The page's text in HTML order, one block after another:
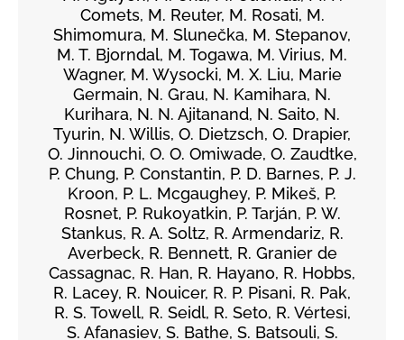
Comets, M. Reuter, M. Rosati, M.
Shimomura, M. Slunečka, M. Stepanov,
M. T. Bjorndal, M. Togawa, M. Virius, M.
Wagner, M. Wysocki, M. X. Liu, Marie
Germain, N. Grau, N. Kamihara, N.
Kurihara, N. N. Ajitanand, N. Saito, N.
Tyurin, N. Willis, O. Dietzsch, O. Drapier,
O. Jinnouchi, O. O. Omiwade, O. Zaudtke,
P. Chung, P. Constantin, P. D. Barnes, P. J.
Kroon, P. L. Mcgaughey, P. Mikeš, P.
Rosnet, P. Rukoyatkin, P. Tarján, P. W.
Stankus, R. A. Soltz, R. Armendariz, R.
Averbeck, R. Bennett, R. Granier de
Cassagnac, R. Han, R. Hayano, R. Hobbs,
R. Lacey, R. Nouicer, R. P. Pisani, R. Pak,
R. S. Towell, R. Seidl, R. Seto, R. Vértesi,
S. Afanasiev, S. Bathe, S. Batsouli, S.